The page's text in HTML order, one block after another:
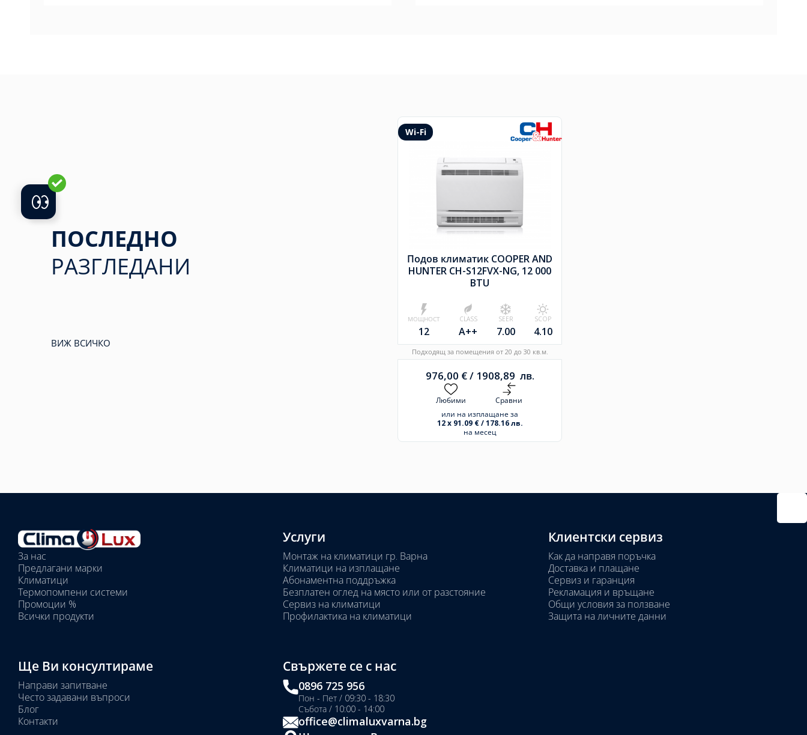
ПОСЛЕДНО
РАЗГЛЕДАНИ
ВИЖ ВСИЧКО
Wi-Fi
Подов климатик COOPER AND
HUNTER CH-S12FVX-NG, 12 000
BTU
МОЩНОСТ
12
CLASS
A++
SEER
7.00
SCOP
4.10
Подходящ за помещения от 20 до 30 кв.м.
976,00 €/ 1908,89 лв.
Любими
Сравни
или на изплащане за
12 x 91.09 € / 178.16 лв.
на месец
Избрани
вътрешни
тела:
Избрано
тяло:
За нас
Предлагани марки
Климатици
Термопомпени системи
Промоции %
Всички продукти
Услуги
Монтаж на климатици гр. Варна
Климатици на изплащане
Абонаментна поддръжка
Безплатен оглед на място или от разстояние
Сервиз на климатици
Профилактика на климатици
Клиентски сервиз
Как да направя поръчка
Доставка и плащане
Сервиз и гаранция
Рекламация и връщане
Общи условия за ползване
Защита на личните данни
Ще Ви консултираме
Направи запитване
Често задавани въпроси
Блог
Контакти
Свържете се с нас
0896 725 956
Пон - Пет / 09:30 - 18:30
Събота / 10:00 - 14:00
office@climaluxvarna.bg